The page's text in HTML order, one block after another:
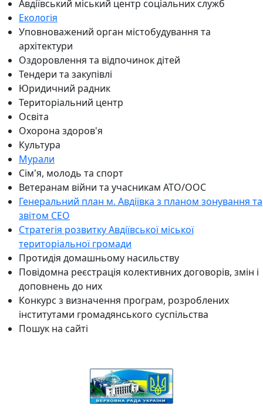
Авдіївський міський центр соціальних служб
Екологія
Уповноважений орган містобудування та
архітектури
Оздоровлення та відпочинок дітей
Тендери та закупівлі
Юридичний радник
Територіальний центр
Освіта
Охорона здоров'я
Культура
Мурали
Сім'я, молодь та спорт
Ветеранам війни та учасникам АТО/ООС
Генеральний план м. Авдіївка з планом зонування та
звітом СЕО
Стратегія розвитку Авдіївської міської
територіальної громади
Протидія домашньому насильству
Повідомна реєстрація колективних договорів, змін і
доповнень до них
Конкурс з визначення програм, розроблених
інститутами громадянського суспільства
Пошук на сайті